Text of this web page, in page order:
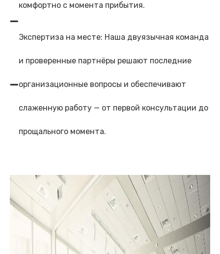
комфортно с момента прибытия.
Экспертиза на месте: Наша двуязычная команда
и проверенные партнёры решают последние
организационные вопросы и обеспечивают
слаженную работу — от первой консультации до
прощального момента.